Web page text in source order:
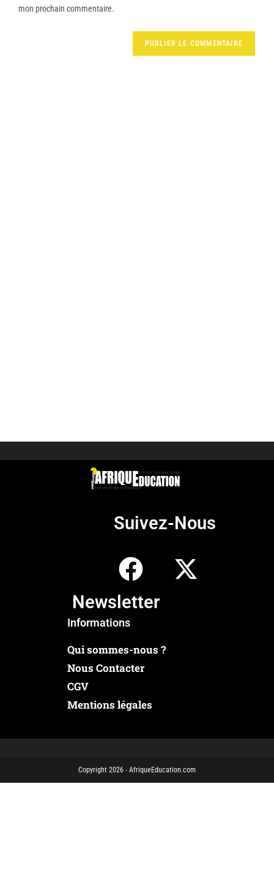
mon prochain commentaire.
Suivez-Nous
Newsletter
Informations
Qui sommes-nous ?
Nous Contacter
CGV
Mentions légales
Copyright 2026 - AfriqueEducation.com